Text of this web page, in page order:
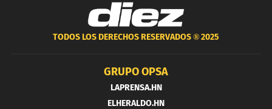
TODOS LOS DERECHOS RESERVADOS ®2025
GRUPO OPSA
LAPRENSA.HN
ELHERALDO.HN